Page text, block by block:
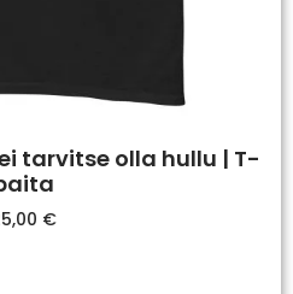
tarvitse olla hullu | T-
€